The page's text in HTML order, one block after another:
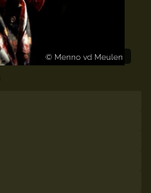
© Menno vd Meulen